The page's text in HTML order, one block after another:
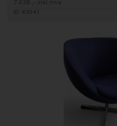
7.438 ,- inkl mva
ID: 63541